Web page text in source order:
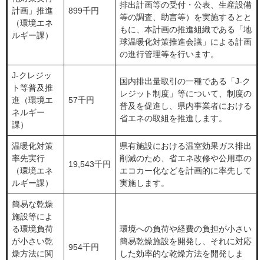
計画」推進
（環境エネ
ルギー課）
899千円
排出計画等の受付・公表、生産設備
等の調査、助言等）を実施するとと
もに、本計画の推進組織である「地
球温暖化対策推進会議」による計画
の進行管理等を行います。
J-クレジッ
ト等普及推
進（環境エ
ネルギー
課）
57千円
国内排出量取引の一種である「J-ク
レジット制度」等について、制度の
普及を促進し、県内事業者における
省エネの取組を推進します。
温暖化対策
率先実行
（環境エネ
ルギー課）
19,543千円
県有施設における温室効果ガス排出
削減のため、省エネ改修や公用車の
エコカー化などを計画的に率先して
実施します。
簡易な乾燥
施設等によ
る環境負荷
が小さい乾
燥方法に関
954千円
環境への負荷や経費の負担が小さい
簡易乾燥施設を開発し、それに対応
した効率的な乾燥方法を開発しま